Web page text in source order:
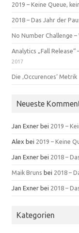
2019 – Keine Queue,
2018 – Das Jahr der
No Number Challenge
Analytics „Fall
2017
Die ‚Occurences‘ Metrik
Neueste
Jan Exner bei 2019 –
Alex bei 2019 – Keine
Jan Exner bei 2018 –
Maik Bruns bei 2018 –
Jan Exner bei 2018 –
Kategorien